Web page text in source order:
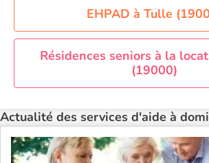
Aide à domicile Orléans
Aide à domicile Paris
Aide à domicile Perpignan
Aide à domicile Rennes
Aide à domicile Toulouse
Recherche par ville
EHPAD à Tulle
Résidences seniors à la
(19000)
Actualité des services d'aide à